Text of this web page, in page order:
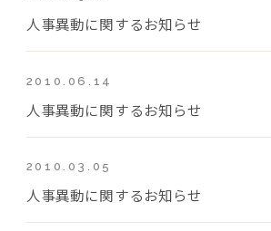
人事異動に関するお知らせ
2010.06.14
人事異動に関するお知らせ
2010.03.05
人事異動に関するお知らせ